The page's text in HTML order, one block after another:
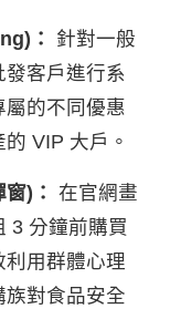
：
針對一般
客戶進行系
的不同優惠
VIP 大戶。
)： 在官網畫
3 分鐘前購買
用群體心理
對食品安全